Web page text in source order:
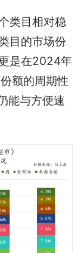
类目相对稳
目的市场份
是在2024年
额的周期性
能与方便速